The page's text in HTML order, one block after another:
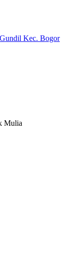
Kec. Bogor
Mulia